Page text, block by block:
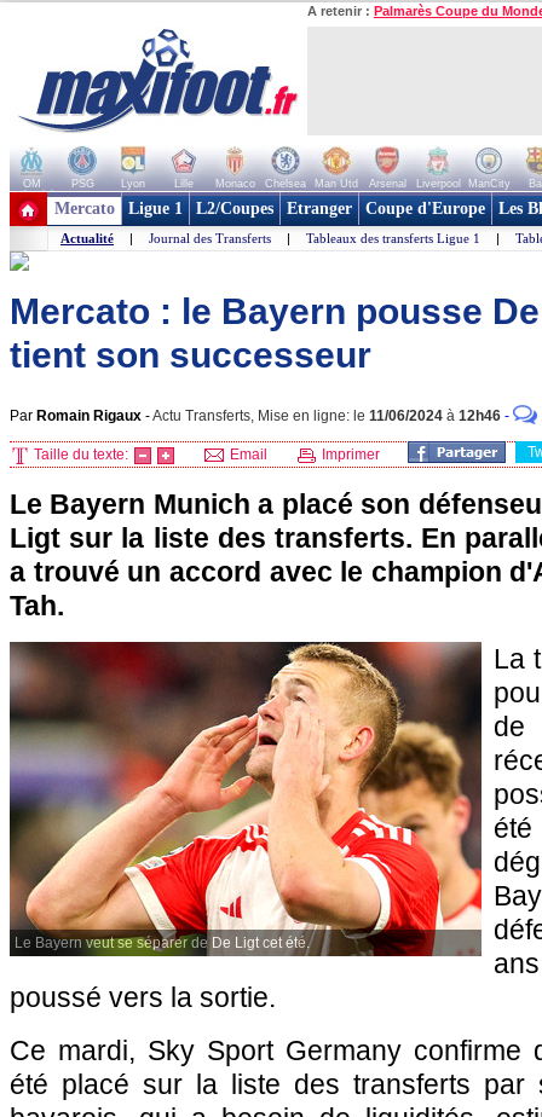
A retenir : Palmarès Coupe du
OM PSG Lyon Lille Monaco Chelsea Man Utd Arsenal Liverpool ManCity
+ de clubs
Mercato Ligue 1 L2/Coupes Etranger Coupe d'Europe Les
Actualité | Journal des Transferts | Tableaux des transferts Ligue 1 |
Mercato : le Bayern pousse
tient son successeur
Par Romain Rigaux -Actu Transferts, Mise en ligne: le 11/06/2024 à 12h46 -
Taille du texte: Email Imprimer
Le Bayern Munich a placé son
Ligt sur la liste des transferts. En
a trouvé un accord avec le champion
Tah.
Le Bayern veut se séparer de De Ligt cet été.
La
poussé vers la sortie.
Ce mardi, Sky Sport Germany confirme
été placé sur la liste des transferts par